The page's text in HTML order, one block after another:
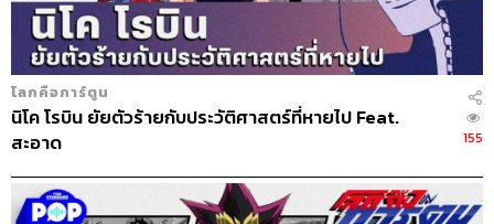
โลกคือการ์ตูน
นิโค โรบิน ยัยตัวร้ายกับประวัติศาสตร์ที่หายไป Feat.
สะอาด
155